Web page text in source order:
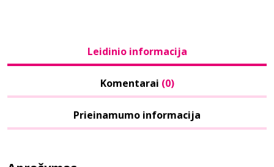
Leidinio informacija
Komentarai (0)
Prieinamumo informacija